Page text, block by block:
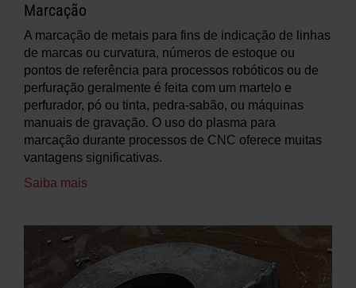
Marcação
A marcação de metais para fins de indicação de linhas
de marcas ou curvatura, números de estoque ou
pontos de referência para processos robóticos ou de
perfuração geralmente é feita com um martelo e
perfurador, pó ou tinta, pedra-sabão, ou máquinas
manuais de gravação. O uso do plasma para
marcação durante processos de CNC oferece muitas
vantagens significativas.
Saiba mais